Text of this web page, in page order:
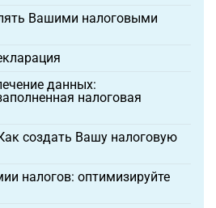
Вашими налоговыми
данных:
налоговая
создать Вашу налоговую
налогов: оптимизируйте